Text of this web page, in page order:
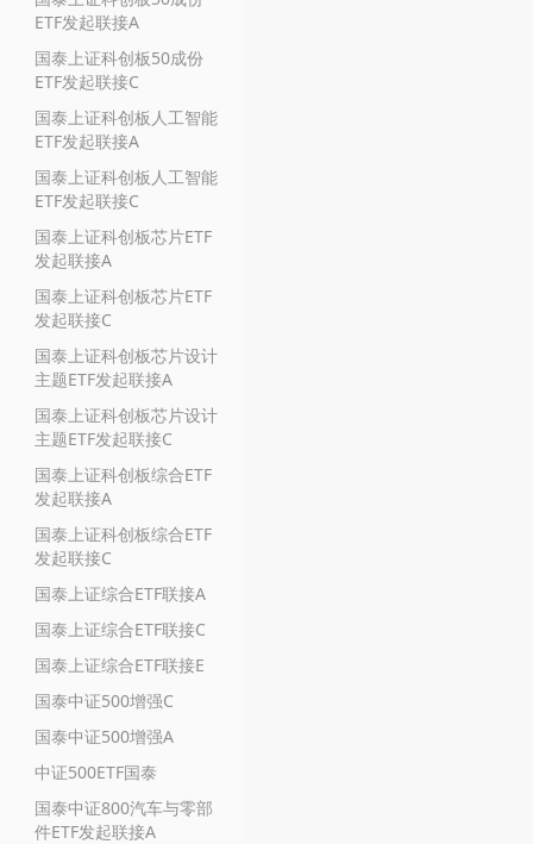
ETF发起联接A
国泰上证科创板50成份
ETF发起联接C
国泰上证科创板人工智能
ETF发起联接A
国泰上证科创板人工智能
ETF发起联接C
国泰上证科创板芯片ETF
发起联接A
国泰上证科创板芯片ETF
发起联接C
国泰上证科创板芯片设计
主题ETF发起联接A
国泰上证科创板芯片设计
主题ETF发起联接C
国泰上证科创板综合ETF
发起联接A
国泰上证科创板综合ETF
发起联接C
国泰上证综合ETF联接A
国泰上证综合ETF联接C
国泰上证综合ETF联接E
国泰中证500增强C
国泰中证500增强A
中证500ETF国泰
国泰中证800汽车与零部
件ETF发起联接A